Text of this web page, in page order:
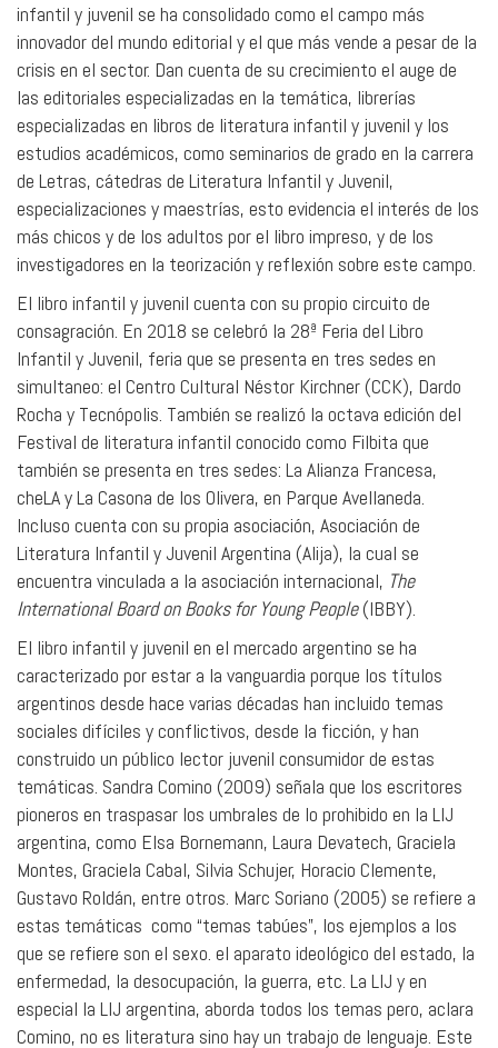
infantil y juvenil se ha consolidado como el campo más
innovador del mundo editorial y el que más vende a pesar de la
crisis en el sector. Dan cuenta de su crecimiento el auge de
las editoriales especializadas en la temática, librerías
especializadas en libros de literatura infantil y juvenil y los
estudios académicos, como seminarios de grado en la carrera
de Letras, cátedras de Literatura Infantil y Juvenil,
especializaciones y maestrías, esto evidencia el interés de los
más chicos y de los adultos por el libro impreso, y de los
investigadores en la teorización y reflexión sobre este campo.
El libro infantil y juvenil cuenta con su propio circuito de
consagración. En 2018 se celebró la 28ª Feria del Libro
Infantil y Juvenil, feria que se presenta en tres sedes en
simultaneo: el Centro Cultural Néstor Kirchner (CCK), Dardo
Rocha y Tecnópolis. También se realizó la octava edición del
Festival de literatura infantil conocido como Filbita que
también se presenta en tres sedes: La Alianza Francesa,
cheLA y La Casona de los Olivera, en Parque Avellaneda.
Incluso cuenta con su propia asociación, Asociación de
Literatura Infantil y Juvenil Argentina (Alija), la cual se
encuentra vinculada a la asociación internacional, The
International Board on Books for Young People(IBBY).
El libro infantil y juvenil en el mercado argentino se ha
caracterizado por estar a la vanguardia porque los títulos
argentinos desde hace varias décadas han incluido temas
sociales difíciles y conflictivos, desde la ficción, y han
construido un público lector juvenil consumidor de estas
temáticas. Sandra Comino (2009) señala que los escritores
pioneros en traspasar los umbrales de lo prohibido en la LIJ
argentina, como Elsa Bornemann, Laura Devatech, Graciela
Montes, Graciela Cabal, Silvia Schujer, Horacio Clemente,
Gustavo Roldán, entre otros. Marc Soriano (2005) se refiere a
estas temáticas como “temas tabúes”, los ejemplos a los
que se refiere son el sexo. el aparato ideológico del estado, la
enfermedad, la desocupación, la guerra, etc. La LIJ y en
especial la LIJ argentina, aborda todos los temas pero, aclara
Comino, no es literatura sino hay un trabajo de lenguaje. Este